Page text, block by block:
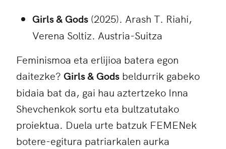
Girls & Gods (2025). Arash T. Riahi,
Verena Soltiz. Austria-Suitza
Feminismoa eta erlijioa batera egon
daitezke? Girls & Gods beldurrik gabeko
bidaia bat da, gai hau aztertzeko Inna
Shevchenkok sortu eta bultzatutako
proiektua. Duela urte batzuk FEMENek
botere-egitura patriarkalen aurka